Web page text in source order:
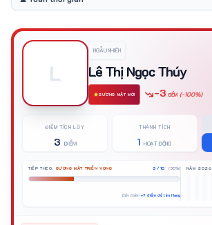
L
NGẪU NHIÊN
Lê Thị Ngọc Thúy
GƯƠNG MẶT MỚI -3 ĐIỂM (-100%)
ĐIỂM TÍCH LŨY
3 ĐIỂM
THÀNH TÍCH
1 HOẠT ĐỘNG
TIẾP THEO: GƯƠNG MẶT TRIỂN VỌNG 3 / 10 (30%)
Cần thêm +7 điểm để lên Hạng
NĂM 2026